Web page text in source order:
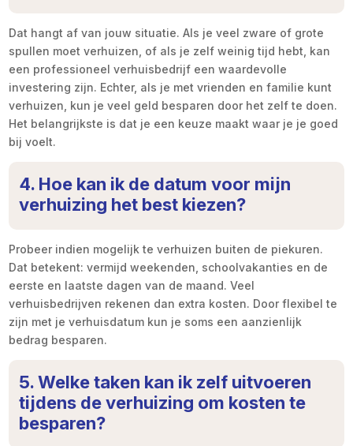
Dat hangt af van jouw situatie. Als je veel zware of grote
spullen moet verhuizen, of als je zelf weinig tijd hebt, kan
een professioneel verhuisbedrijf een waardevolle
investering zijn. Echter, als je met vrienden en familie kunt
verhuizen, kun je veel geld besparen door het zelf te doen.
Het belangrijkste is dat je een keuze maakt waar je je goed
bij voelt.
4. Hoe kan ik de datum voor mijn
verhuizing het best kiezen?
Probeer indien mogelijk te verhuizen buiten de piekuren.
Dat betekent: vermijd weekenden, schoolvakanties en de
eerste en laatste dagen van de maand. Veel
verhuisbedrijven rekenen dan extra kosten. Door flexibel te
zijn met je verhuisdatum kun je soms een aanzienlijk
bedrag besparen.
5. Welke taken kan ik zelf uitvoeren
tijdens de verhuizing om kosten te
besparen?